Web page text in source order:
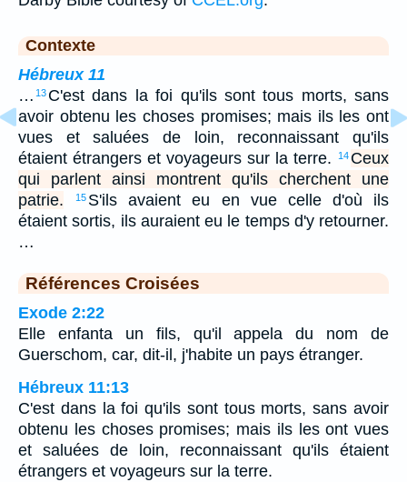
Contexte
Hébreux 11
… 13 C'est dans la foi qu'ils sont tous morts, sans
avoir obtenu les choses promises; mais ils les ont
vues et saluées de loin, reconnaissant qu'ils
étaient étrangers et voyageurs sur la terre.
14 Ceux
qui parlent ainsi montrent qu'ils cherchent une
patrie.
15 S'ils avaient eu en vue celle d'où ils
étaient sortis, ils auraient eu le temps d'y retourner.
…
Références Croisées
Exode 2:22
Elle enfanta un fils, qu'il appela du nom de
Guerschom, car, dit-il, j'habite un pays étranger.
Hébreux 11:13
C'est dans la foi qu'ils sont tous morts, sans avoir
obtenu les choses promises; mais ils les ont vues
et saluées de loin, reconnaissant qu'ils étaient
étrangers et voyageurs sur la terre.